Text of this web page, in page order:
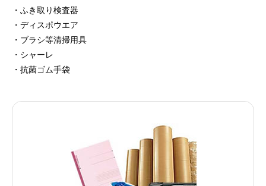
・ふき取り検査器
・ディスポウエア
・ブラシ等清掃用具
・シャーレ
・抗菌ゴム手袋